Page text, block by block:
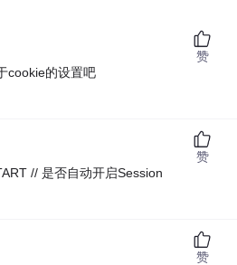
cookie的设置吧
赞
// 是否自动开启Session
赞
赞